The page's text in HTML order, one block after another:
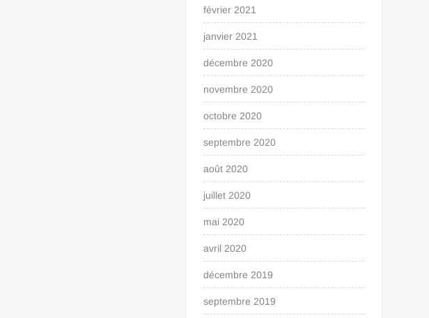
février 2021
janvier 2021
décembre 2020
novembre 2020
octobre 2020
septembre 2020
août 2020
juillet 2020
mai 2020
avril 2020
décembre 2019
septembre 2019